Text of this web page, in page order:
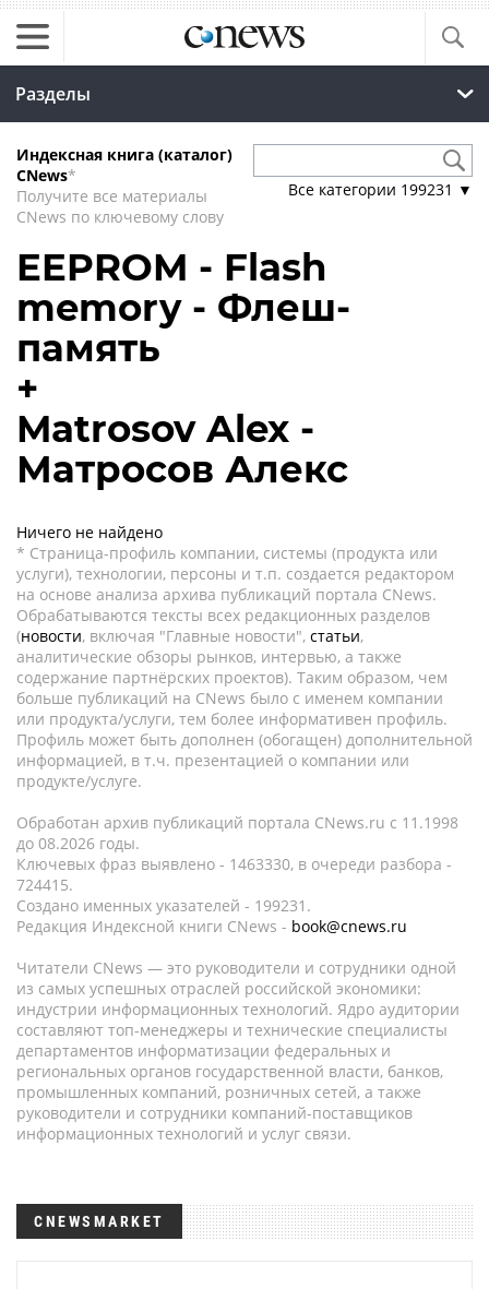
Разделы
Индексная книга (каталог)
CNews*
Получите все материалы
CNews по ключевому слову
Все категории 199231 ▼
EEPROM - Flash
memory - Флеш-
память
+
Matrosov Alex -
Матросов Алекс
Ничего не найдено
* Страница-профиль компании, системы (продукта или
услуги), технологии, персоны и т.п. создается редактором
на основе анализа архива публикаций портала CNews.
Обрабатываются тексты всех редакционных разделов
(новости, включая "Главные новости", статьи,
аналитические обзоры рынков, интервью, а также
содержание партнёрских проектов). Таким образом, чем
больше публикаций на CNews было с именем компании
или продукта/услуги, тем более информативен профиль.
Профиль может быть дополнен (обогащен) дополнительной
информацией, в т.ч. презентацией о компании или
продукте/услуге.
Обработан архив публикаций портала CNews.ru c 11.1998
до 08.2026 годы.
Ключевых фраз выявлено - 1463330, в очереди разбора -
724415.
Создано именных указателей - 199231.
Редакция Индексной книги CNews - book@cnews.ru
Читатели CNews — это руководители и сотрудники одной
из самых успешных отраслей российской экономики:
индустрии информационных технологий. Ядро аудитории
составляют топ-менеджеры и технические специалисты
департаментов информатизации федеральных и
региональных органов государственной власти, банков,
промышленных компаний, розничных сетей, а также
руководители и сотрудники компаний-поставщиков
информационных технологий и услуг связи.
CNEWSMARKET